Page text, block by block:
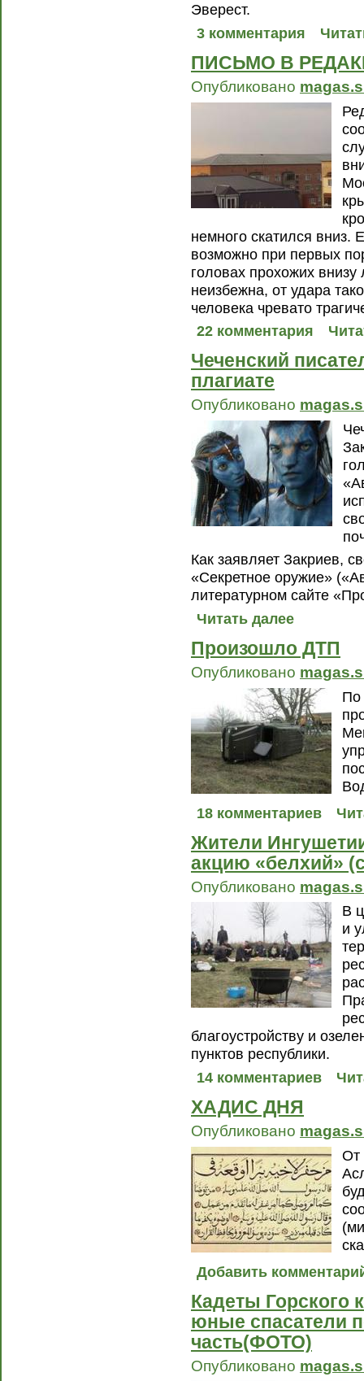
Эверест.
3 комментария
ПИСЬМО В
Опубликовано
немного скатился вниз.
возможно при первых
головах прохожих
неизбежна, от удара
человека чревато
22 комментария
Чеченский
плагиате
Опубликовано
Как заявляет Закриев,
«Секретное оружие»
литературном сайте
Читать далее
Произошло ДТП
Опубликовано
По
18 комментариев
Жители
акцию «белхий»
Опубликовано
В
и
благоустройству и
пунктов республики.
14 комментариев
ХАДИС ДНЯ
Опубликовано
От
Добавить
Кадеты Горского
юные спасатели
часть(ФОТО)
Опубликовано